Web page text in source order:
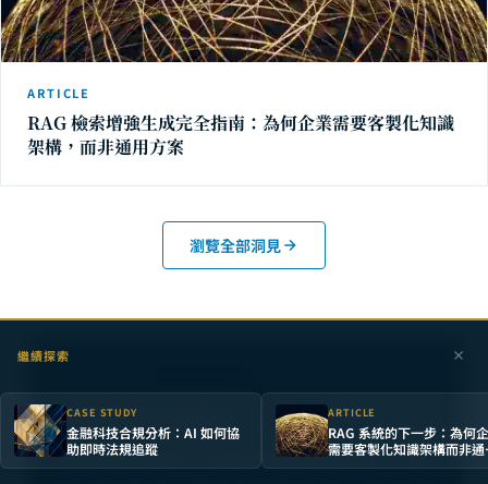
ARTICLE
RAG 檢索增強生成完全指南：為何企業需要客製化知識
架構，而非通用方案
瀏覽全部洞見
想深入探討這個議題？
我們的團隊擁有博士級研究與產業實務經驗，無論
繼續探索
CASE STUDY
金融科技合規分析：AI 如何協
助即時法規追蹤
ARTICLE
RAG 系統的下一步：為何
需要客製化知識架構而非通
方案